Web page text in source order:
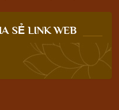
SẺ LINK WEB